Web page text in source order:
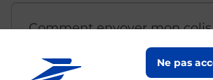
Ne pas
Comment envoyer mon